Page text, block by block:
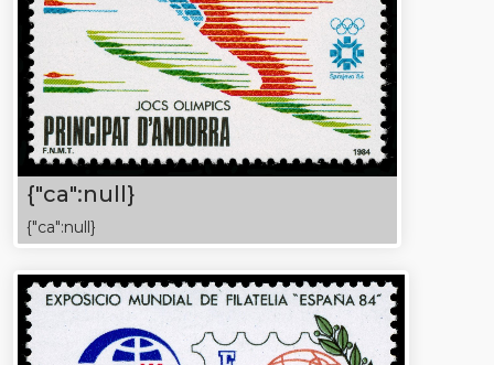
{"ca":null}
{"ca":null}